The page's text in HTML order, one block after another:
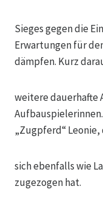
Sieges gegen die
Erwartungen für
dämpfen. Kurz
weitere dauerhafte
„Zugpferd“ Leonie,
sichebenfalls wie
zugezogen hat.